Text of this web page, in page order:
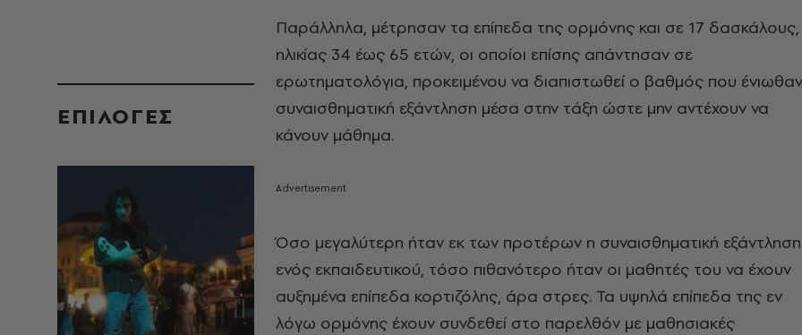
EΠΙΛΟΓΈΣ
Παράλληλα, μέτρησαν τα επίπεδα της ορμόνης και σε 17 δασκάλους,
ηλικίας 34 έως 65 ετών, οι οποίοι επίσης απάντησαν σε
ερωτηματολόγια, προκειμένου να διαπιστωθεί ο βαθμός που ένιωθαν
συναισθηματική εξάντληση μέσα στην τάξη ώστε μην αντέχουν να
κάνουν μάθημα.
Όσο μεγαλύτερη ήταν εκ των προτέρων η συναισθηματική εξάντληση
ενός εκπαιδευτικού, τόσο πιθανότερο ήταν οι μαθητές του να έχουν
αυξημένα επίπεδα κορτιζόλης, άρα στρες. Τα υψηλά επίπεδα της εν
λόγω ορμόνης έχουν συνδεθεί στο παρελθόν με μαθησιακές